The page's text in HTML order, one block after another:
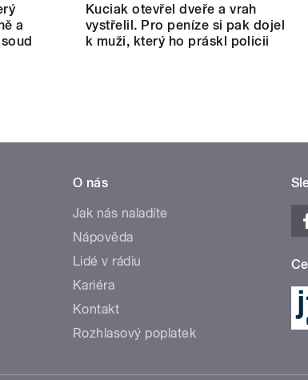
a
Kuciak otevřel dveře a vrah
vystřelil. Pro peníze si pak dojel
k muži, který ho práskl policii
O nás
Jak nás naladíte
Nápověda
Lidé v rádiu
Kariéra
Kontakt
Rozhlasový poplatek